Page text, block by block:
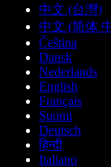
中文 (台灣)
中文 (简体
Čeština
Dansk
Nederlands
English
Français
Suomi
Deutsch
हिन्दी
Italiano